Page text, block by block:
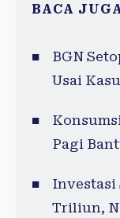
BACA
BGN
Usai
Pagi
Investasi
Triliun,